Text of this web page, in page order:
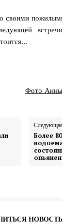
своими
Фото
Более